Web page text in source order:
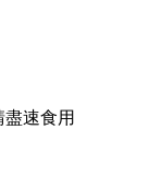
速食用